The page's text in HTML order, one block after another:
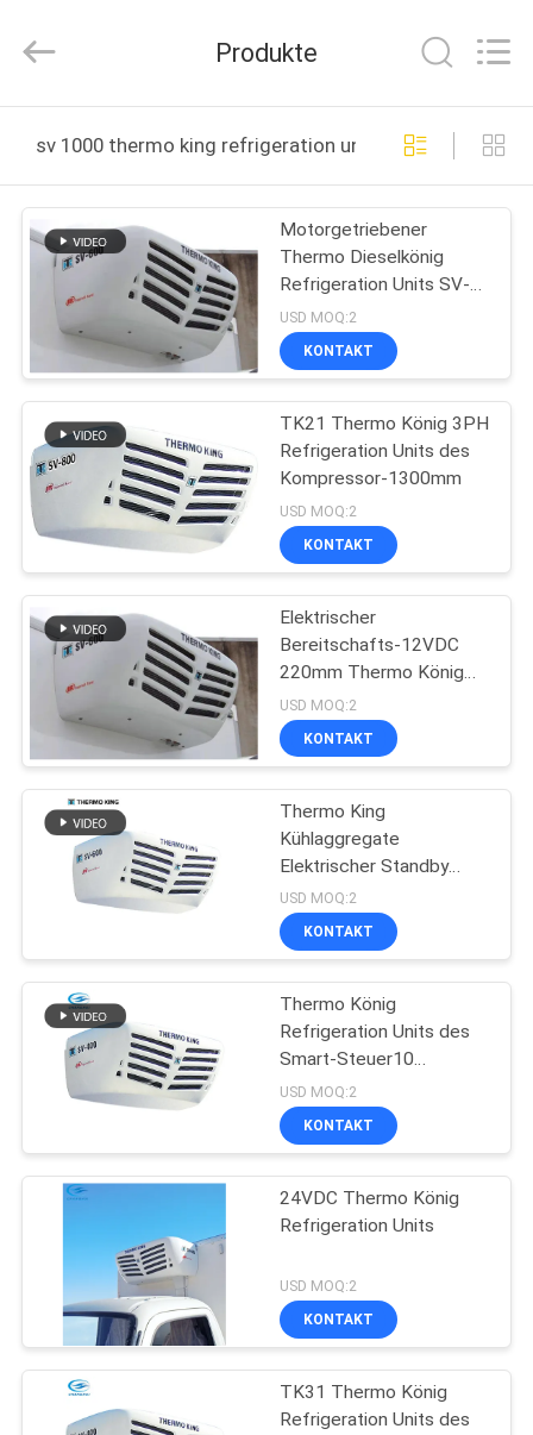
PRODUKTE
ÜBER
UNS
WERKSBESICHTIGUNG
QUALITÄTSKONTROLLE
KONTAKT
MIT
UNS
NEUIGKEITEN
RECHTSSACHEN
SITEMAP
DATENSCHUTZRICHTLINIE
INDUSTRY
Rights
Produkte
sv 1000 thermo king refrigeration units online
Motorgetriebener
Thermo Dieselkönig
Refrigeration Units SV-
Reihen-253mm
USD MOQ:2
KONTAKT
TK21 Thermo König 3PH
Refrigeration Units des
Kompressor-1300mm
USD MOQ:2
KONTAKT
Elektrischer
Bereitschafts-12VDC
220mm Thermo König
Refrigeration Units
USD MOQ:2
KONTAKT
Thermo King
Kühlaggregate
Elektrischer Standby
12VDC 220mm
USD MOQ:2
KONTAKT
Thermo König
Refrigeration Units des
Smart-Steuer10
Zylinder-50Hz
USD MOQ:2
KONTAKT
24VDC Thermo König
Refrigeration Units
USD MOQ:2
KONTAKT
TK31 Thermo König
Refrigeration Units des